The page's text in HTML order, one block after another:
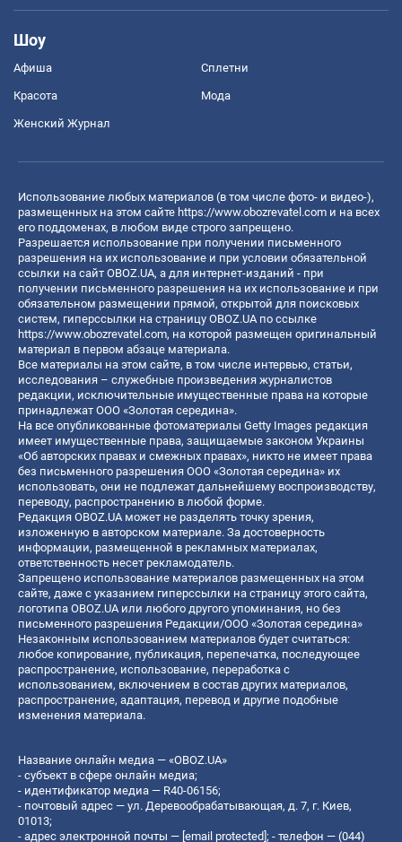
Шоу
Афиша Сплетни
Красота Мода
Женский Журнал
Использование любых материалов (в том числе фото- и видео-),
размещенных на этом сайте https://www.obozrevatel.com и на всех
его поддоменах, в любом виде строго запрещено.
Разрешается использование при получении письменного
разрешения на их использование и при условии обязательной
ссылки на сайт OBOZ.UA, а для интернет-изданий - при
получении письменного разрешения на их использование и при
обязательном размещении прямой, открытой для поисковых
систем, гиперссылки на страницу OBOZ.UA по ссылке
https://www.obozrevatel.com, на которой размещен оригинальный
материал в первом абзаце материала.
Все материалы на этом сайте, в том числе интервью, статьи,
исследования – служебные произведения журналистов
редакции, исключительные имущественные права на которые
принадлежат ООО «Золотая середина».
На все опубликованные фотоматериалы Getty Images редакция
имеет имущественные права, защищаемые законом Украины
«Об авторских правах и смежных правах», никто не имеет права
без письменного разрешения ООО «Золотая середина» их
использовать, они не подлежат дальнейшему воспроизводству,
переводу, распространению в любой форме.
Редакция OBOZ.UA может не разделять точку зрения,
изложенную в авторском материале. За достоверность
информации, размещенной в рекламных материалах,
ответственность несет рекламодатель.
Запрещено использование материалов размещенных на этом
сайте, даже с указанием гиперссылки на страницу этого сайта,
логотипа OBOZ.UA или любого другого упоминания, но без
письменного разрешения Редакции/ООО «Золотая середина»
Незаконным использованием материалов будет считаться:
любое копирование, публикация, перепечатка, последующее
распространение, использование, переработка с
использованием, включением в состав других материалов,
распространение, адаптация, перевод и другие подобные
изменения материала.
Название онлайн медиа — «OBOZ.UA»
- субъект в сфере онлайн медиа;
- идентификатор медиа — R40-06156;
- почтовый адрес — ул. Деревообрабатывающая, д. 7, г. Киев,
01013;
- адрес электронной почты — [email protected] ; - телефон — (044)